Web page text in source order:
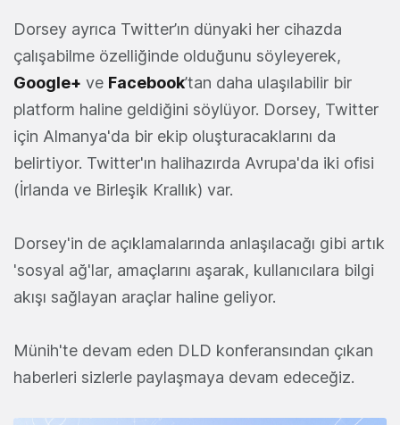
Dorsey ayrıca Twitter’ın dünyaki her cihazda
çalışabilme özelliğinde olduğunu söyleyerek,
Google+ ve Facebook’tan daha ulaşılabilir bir
platform haline geldiğini söylüyor. Dorsey, Twitter
için Almanya'da bir ekip oluşturacaklarını da
belirtiyor. Twitter'ın halihazırda Avrupa'da iki ofisi
(İrlanda ve Birleşik Krallık) var.
Dorsey'in de açıklamalarında anlaşılacağı gibi artık
'sosyal ağ'lar, amaçlarını aşarak, kullanıcılara bilgi
akışı sağlayan araçlar haline geliyor.
Münih'te devam eden DLD konferansından çıkan
haberleri sizlerle paylaşmaya devam edeceğiz.